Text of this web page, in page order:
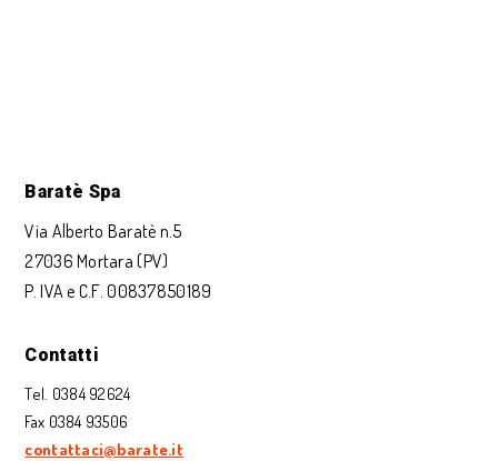
Baratè Spa
Via Alberto Baratè n.5
27036 Mortara (PV)
P. IVA e C.F. 00837850189
Contatti
Tel. 0384 92624
Fax 0384 93506
contattaci@barate.it